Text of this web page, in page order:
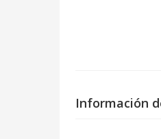
Información